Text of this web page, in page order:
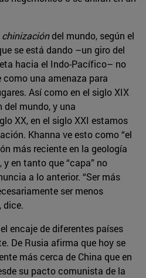
chinizacióndel mundo, según el
se está dando –un giro del
hacia el Indo-Pacífico– no
una amenaza para
Así como en el siglo XIX
del mundo, y una
XX, en el siglo XXI estamos
Khanna ve esto como “el
más reciente en la geología
en tanto que “capa” no
a lo anterior. “Ser más
ser menos
dice.
encaje de diferentes países
De Rusia afirma que hoy se
más cerca de China que en
su pacto comunista de la